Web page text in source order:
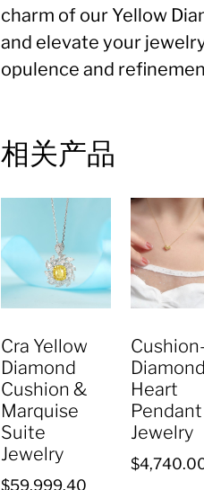
charm of our Yellow
and elevate your
opulence and
相关产品
Cra Yellow
Diamond
Cushion &
Marquise
Suite
Jewelry
$59,999.40
Diamond
Heart
Pendant
Jewelry
$